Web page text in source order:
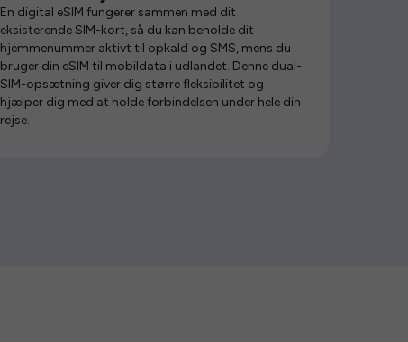
En digital eSIM fungerer sammen med dit
eksisterende SIM-kort, så du kan beholde dit
hjemmenummer aktivt til opkald og SMS, mens du
bruger din eSIM til mobildata i udlandet. Denne dual-
SIM-opsætning giver dig større fleksibilitet og
hjælper dig med at holde forbindelsen under hele din
rejse.